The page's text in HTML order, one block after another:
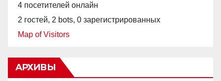
4 посетителей онлайн
2 гостей, 2 bots, 0 зарегистрированных
Map of Visitors
АРХИВЫ